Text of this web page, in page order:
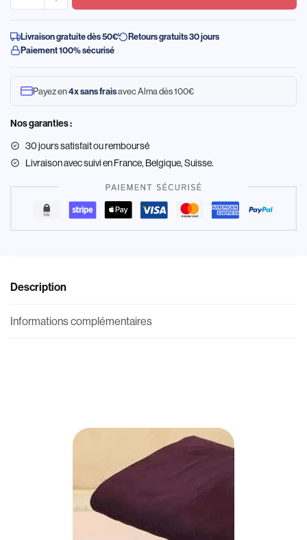
Livraison gratuite dès 50€
Retours gratuits 30 jours
Paiement 100% sécurisé
Payez en4x sans fraisavec Alma dès 100€
Nos garanties :
30 jours satisfait ou remboursé
Livraisonavec suivi en France, Belgique, Suisse.
Description
Informations complémentaires